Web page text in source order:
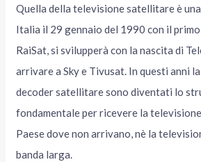
Quella della televisione satellitare è
Italia il 29 gennaio del 1990 con il
RaiSat, si svilupperà con la nascita di
arrivare a Sky e Tivusat. In questi anni
decoder satellitare sono diventati lo
fondamentale per ricevere la
Paese dove non arrivano, nè la
banda larga.